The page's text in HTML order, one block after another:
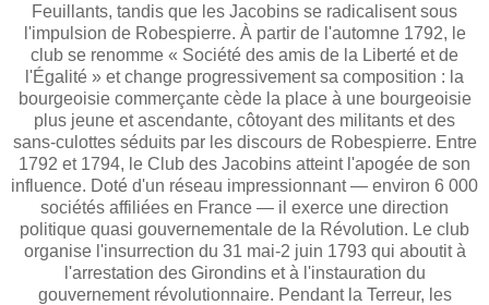
Feuillants, tandis que les Jacobins se radicalisent sous
l'impulsion de Robespierre. À partir de l'automne 1792, le
club se renomme « Société des amis de la Liberté et de
l'Égalité » et change progressivement sa composition : la
bourgeoisie commerçante cède la place à une bourgeoisie
plus jeune et ascendante, côtoyant des militants et des
sans-culottes séduits par les discours de Robespierre. Entre
1792 et 1794, le Club des Jacobins atteint l'apogée de son
influence. Doté d'un réseau impressionnant — environ 6 000
sociétés affiliées en France — il exerce une direction
politique quasi gouvernementale de la Révolution. Le club
organise l'insurrection du 31 mai-2 juin 1793 qui aboutit à
l'arrestation des Girondins et à l'instauration du
gouvernement révolutionnaire. Pendant la Terreur, les